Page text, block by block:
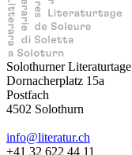
Solothurner Literaturtage
Dornacherplatz 15a
Postfach
4502 Solothurn
info@literatur.ch
+41 32 622 44 11